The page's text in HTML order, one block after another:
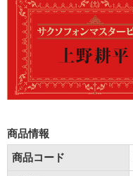
商品情報
商品コード